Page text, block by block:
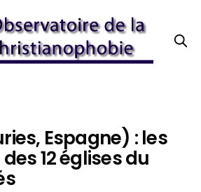
Espagne) : les
12 églises du